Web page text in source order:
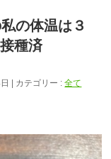
の体温は３
種済
カテゴリー :全て